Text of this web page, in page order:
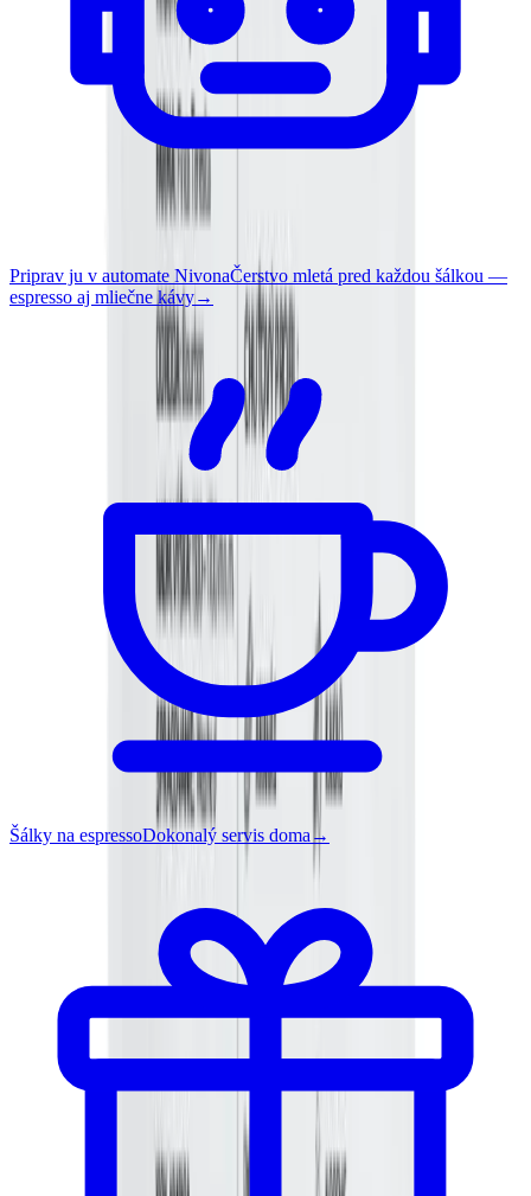
Priprav ju v automate NivonaČerstvo mletá pred každou šálkou —
espresso aj mliečne kávy→
Šálky na espressoDokonalý servis doma →